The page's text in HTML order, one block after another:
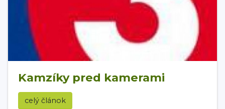
Kamzíky pred kamerami
celý článok